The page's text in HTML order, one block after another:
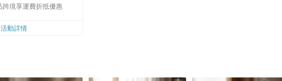
跨境享運費折抵優惠
活動詳情